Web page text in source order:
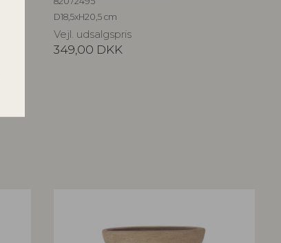
D18,5xH20,5 cm
Vejl. udsalgspris
349,00 DKK